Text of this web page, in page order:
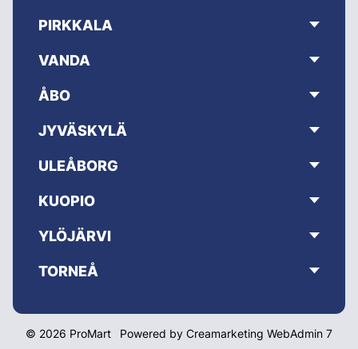
PIRKKALA
VANDA
ÅBO
JYVÄSKYLÄ
ULEÅBORG
KUOPIO
YLÖJÄRVI
TORNEÅ
© 2026 ProMart Powered by Creamarketing WebAdmin 7